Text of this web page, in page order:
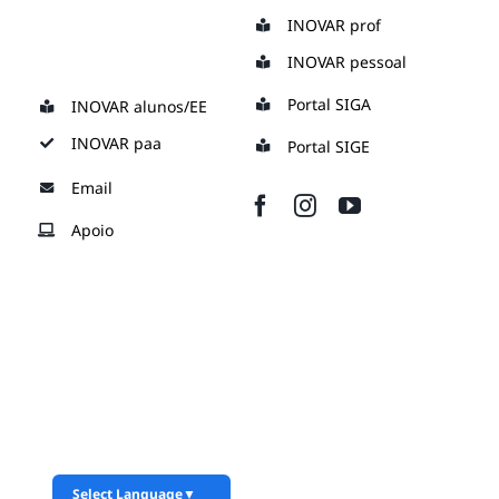
content
INOVAR prof
INOVAR pessoal
INOVAR alunos/EE
INOVAR paa
Portal SIGA
Portal SIGE
Email
Apoio
Select Language▼